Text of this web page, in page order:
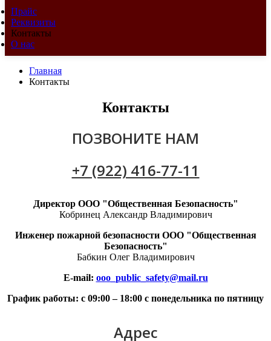
Прайс
Реквизиты
Контакты
О нас
Главная
Контакты
Контакты
ПОЗВОНИТЕ НАМ
+7 (922) 416-77-11
Директор ООО "Общественная Безопасность"
Кобринец Александр Владимирович
Инженер пожарной безопасности ООО "Общественная
Безопасность"
Бабкин Олег Владимирович
E-mail: ooo_public_safety@mail.ru
График работы: с 09:00 – 18:00 с понедельника по пятницу
Адрес